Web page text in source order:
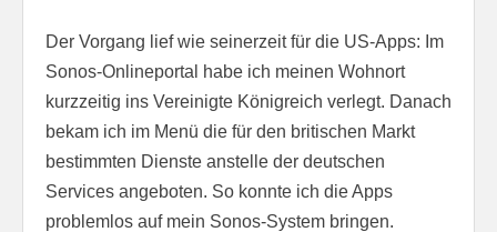
Der Vorgang lief wie seinerzeit für die US-Apps: Im
Sonos-Onlineportal habe ich meinen Wohnort
kurzzeitig ins Vereinigte Königreich verlegt. Danach
bekam ich im Menü die für den britischen Markt
bestimmten Dienste anstelle der deutschen
Services angeboten. So konnte ich die Apps
problemlos auf mein Sonos-System bringen.